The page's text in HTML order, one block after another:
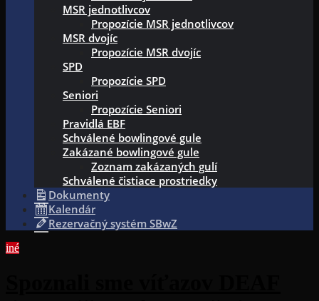
MSR jednotlivcov
Propozície MSR jednotlivcov
MSR dvojíc
Propozície MSR dvojíc
SPD
Propozície SPD
Seniori
Propozície Seniori
Pravidlá EBF
Schválené bowlingové gule
Zakázané bowlingové gule
Zoznam zakázaných gulí
Schválené čistiace prostriedky
Dokumenty
Kalendár
Rezervačný systém SBwZ
iné